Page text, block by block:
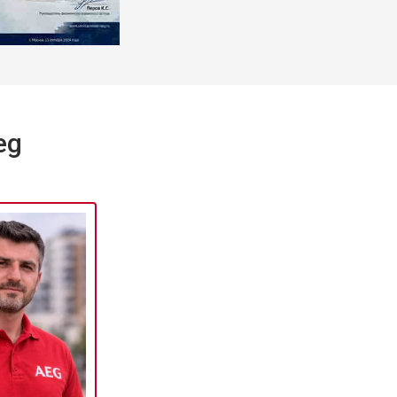
2000 ₽
3800 ₽
2200 ₽
2300 ₽
3600 ₽
3250 ₽